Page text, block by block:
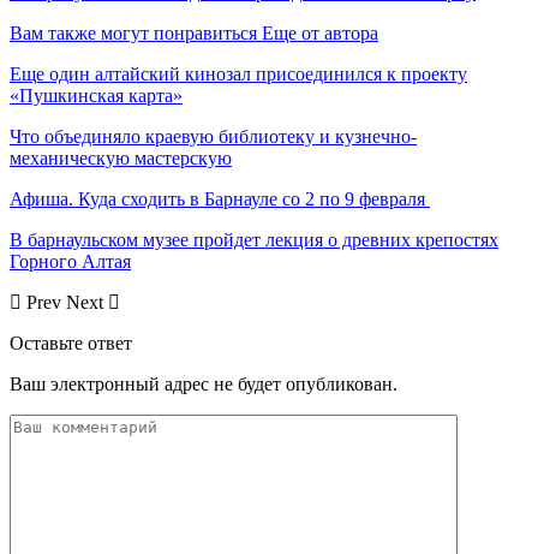
Вам также могут понравиться Еще от автора
Еще один алтайский кинозал присоединился к проекту
«Пушкинская карта»
Что объединяло краевую библиотеку и кузнечно-
механическую мастерскую
Афиша. Куда сходить в Барнауле со 2 по 9 февраля
В барнаульском музее пройдет лекция о древних крепостях
Горного Алтая
Prev Next
Оставьте ответ
Ваш электронный адрес не будет опубликован.